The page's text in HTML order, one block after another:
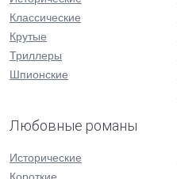
Классические
Крутые
Триллеры
Шпионские
Любовные романы
Исторические